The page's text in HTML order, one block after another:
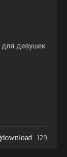
для девушек
129